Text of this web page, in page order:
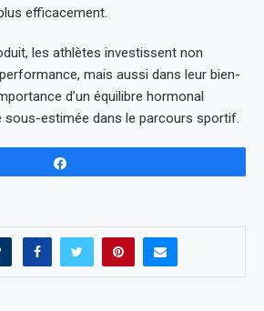
efficacement.
les athlètes investissent non
mais aussi dans leur bien-
d’un équilibre hormonal
sous-estimée dans le parcours sportif.